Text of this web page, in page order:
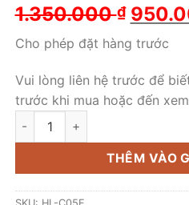
1.350.000₫ Giá
gốc
là:
Cho phép đặt hàng trước
Vui lòng liên hệ trước để
trước khi mua hoặc đến
Bếp từ lẩu âm bàn Fumanja
THÊM VÀO
SKU: HL-C05F